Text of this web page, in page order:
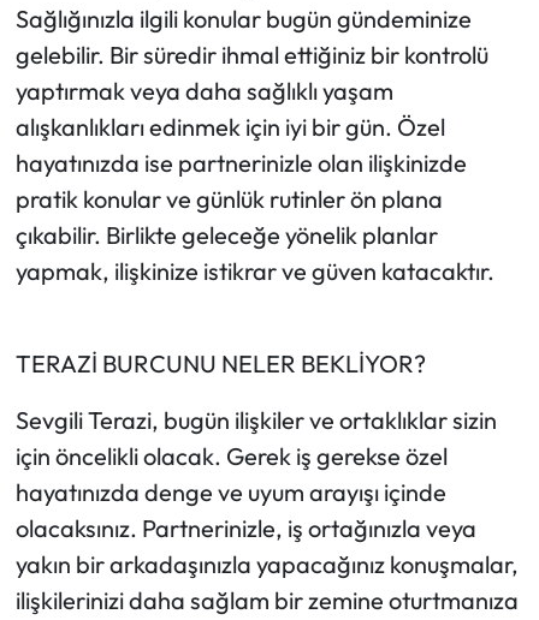
Sağlığınızla ilgili konular bugün gündeminize
gelebilir. Bir süredir ihmal ettiğiniz bir kontrolü
yaptırmak veya daha sağlıklı yaşam
alışkanlıkları edinmek için iyi bir gün. Özel
hayatınızda ise partnerinizle olan ilişkinizde
pratik konular ve günlük rutinler ön plana
çıkabilir. Birlikte geleceğe yönelik planlar
yapmak, ilişkinize istikrar ve güven katacaktır.
TERAZİ BURCUNU NELER BEKLİYOR?
Sevgili Terazi, bugün ilişkiler ve ortaklıklar sizin
için öncelikli olacak. Gerek iş gerekse özel
hayatınızda denge ve uyum arayışı içinde
olacaksınız. Partnerinizle, iş ortağınızla veya
yakın bir arkadaşınızla yapacağınız konuşmalar,
ilişkilerinizi daha sağlam bir zemine oturtmanıza